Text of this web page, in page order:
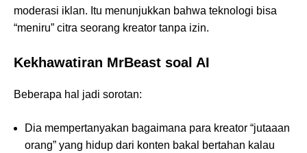
moderasi iklan. Itu menunjukkan bahwa teknologi bisa
“meniru” citra seorang kreator tanpa izin.
Kekhawatiran MrBeast soal AI
Beberapa hal jadi sorotan:
Dia mempertanyakan bagaimana para kreator “jutaaan
orang” yang hidup dari konten bakal bertahan kalau